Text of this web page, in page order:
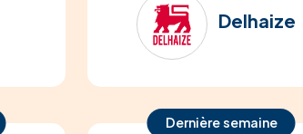
Delhaize
Dernière semaine